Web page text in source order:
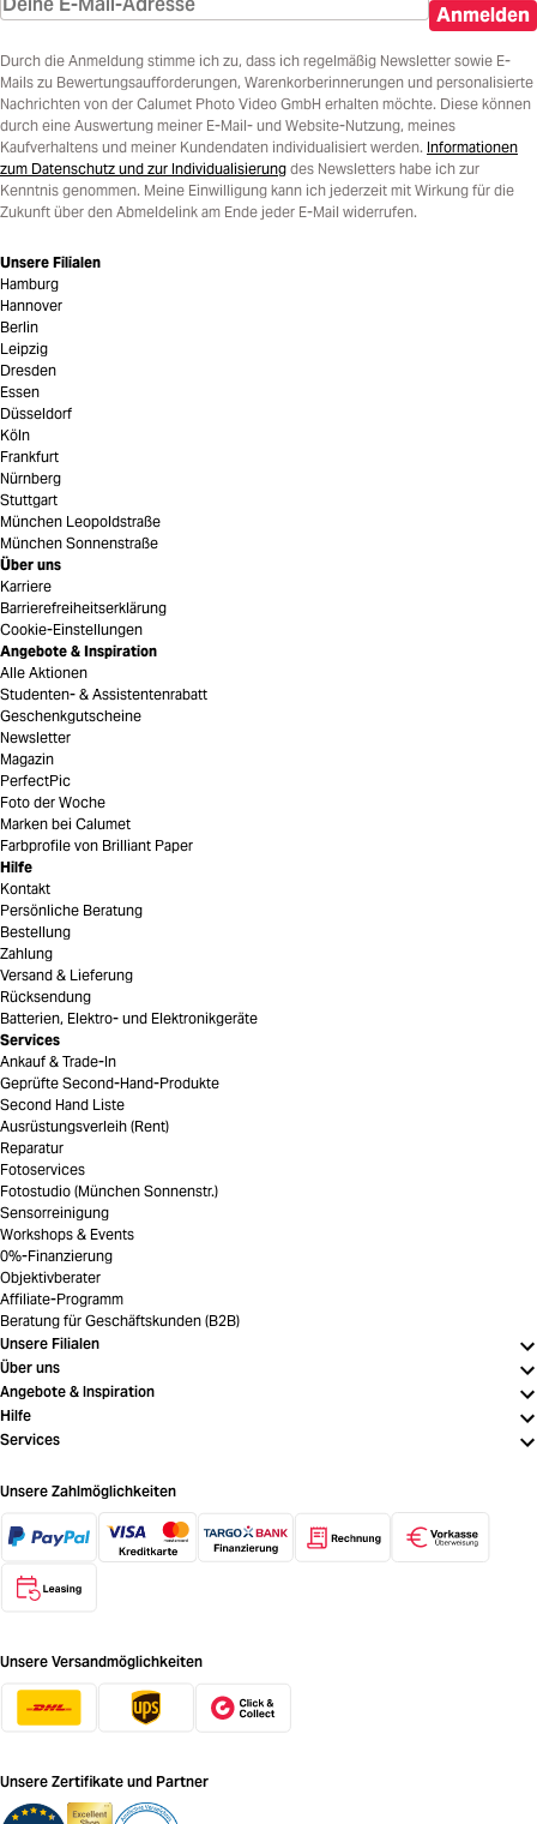
Anmelden
Durch die Anmeldung stimme ich zu, dass ich regelmäßig Newsletter sowie E-
Mails zu Bewertungsaufforderungen, Warenkorberinnerungen und personalisierte
Nachrichten von der Calumet Photo Video GmbH erhalten möchte. Diese können
durch eine Auswertung meiner E-Mail- und Website-Nutzung, meines
Kaufverhaltens und meiner Kundendaten individualisiert werden. Informationen
zum Datenschutz und zur Individualisierung des Newsletters habe ich zur
Kenntnis genommen. Meine Einwilligung kann ich jederzeit mit Wirkung für die
Zukunft über den Abmeldelink am Ende jeder E-Mail widerrufen.
Unsere Filialen
Hamburg
Hannover
Berlin
Leipzig
Dresden
Essen
Düsseldorf
Köln
Frankfurt
Nürnberg
Stuttgart
München Leopoldstraße
München Sonnenstraße
Über uns
Karriere
Barrierefreiheitserklärung
Cookie-Einstellungen
Angebote & Inspiration
Alle Aktionen
Studenten- & Assistentenrabatt
Geschenkgutscheine
Newsletter
Magazin
PerfectPic
Foto der Woche
Marken bei Calumet
Farbprofile von Brilliant Paper
Hilfe
Kontakt
Persönliche Beratung
Bestellung
Zahlung
Versand & Lieferung
Rücksendung
Batterien, Elektro- und Elektronikgeräte
Services
Ankauf & Trade-In
Geprüfte Second-Hand-Produkte
Second Hand Liste
Ausrüstungsverleih (Rent)
Reparatur
Fotoservices
Fotostudio (München Sonnenstr.)
Sensorreinigung
Workshops & Events
0%-Finanzierung
Objektivberater
Affiliate-Programm
Beratung für Geschäftskunden (B2B)
Unsere Filialen
Über uns
Angebote & Inspiration
Hilfe
Services
Unsere Zahlmöglichkeiten
Unsere Versandmöglichkeiten
Unsere Zertifikate und Partner